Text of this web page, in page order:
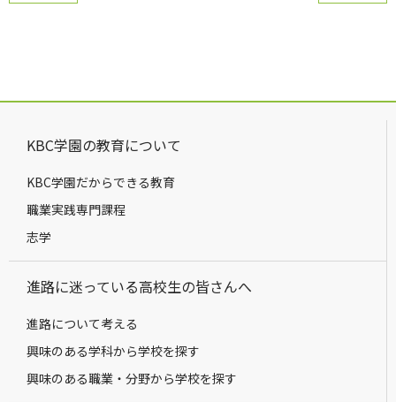
KBC学園の教育について
KBC学園だからできる教育
職業実践専門課程
志学
進路に迷っている高校生の皆さんへ
進路について考える
興味のある学科から学校を探す
興味のある職業・分野から学校を探す